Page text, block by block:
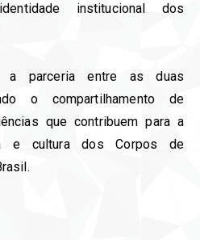
institucional dos
a parceria entre as duas
o compartilhamento de
que contribuem para a
e cultura dos Corpos de